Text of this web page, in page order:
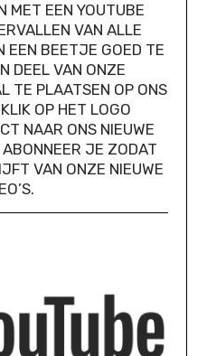
MET EEN YOUTUBE
VAN ALLE
EEN BEETJE GOED TE
DEEL VAN ONZE
TE PLAATSEN OP ONS
OP HET LOGO
NAAR ONS NIEUWE
JE ZODAT
VAN ONZE NIEUWE